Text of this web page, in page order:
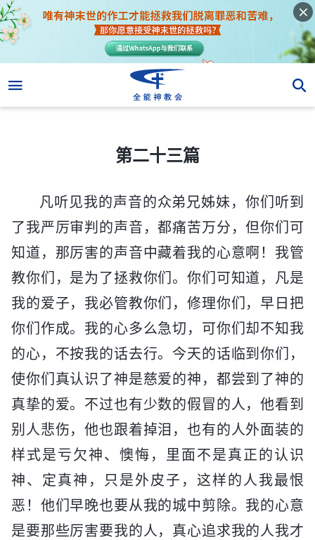
第二十三篇
凡听见我的声音的众弟兄姊妹，你们听到
了我严厉审判的声音，都痛苦万分，但你们可
知道，那厉害的声音中藏着我的心意啊！我管
教你们，是为了拯救你们。你们可知道，凡是
我的爱子，我必管教你们，修理你们，早日把
你们作成。我的心多么急切，可你们却不知我
的心，不按我的话去行。今天的话临到你们，
使你们真认识了神是慈爱的神，都尝到了神的
真挚的爱。不过也有少数的假冒的人，他看到
别人悲伤，他也跟着掉泪，也有的人外面装的
样式是亏欠神、懊悔，里面不是真正的认识
神、定真神，只是外皮子，这样的人我最恨
恶！他们早晚也要从我的城中剪除。我的心意
是要那些厉害要我的人，真心追求我的人我才